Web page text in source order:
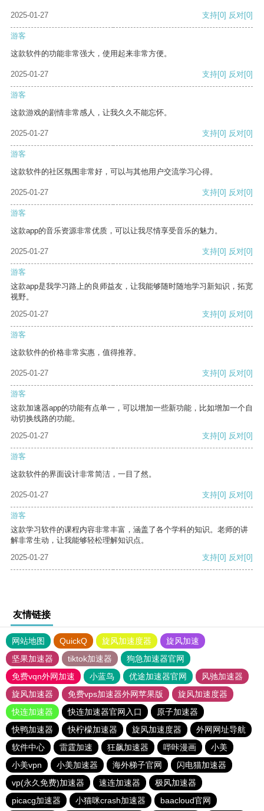
2025-01-27 支持[0] 反对[0]
游客
这款软件的功能非常强大，使用起来非常方便。
2025-01-27 支持[0] 反对[0]
游客
这款游戏的剧情非常感人，让我久久不能忘怀。
2025-01-27 支持[0] 反对[0]
游客
这款软件的社区氛围非常好，可以与其他用户交流学习心得。
2025-01-27 支持[0] 反对[0]
游客
这款app的音乐资源非常优质，可以让我尽情享受音乐的魅力。
2025-01-27 支持[0] 反对[0]
游客
这款app是我学习路上的良师益友，让我能够随时随地学习新知识，拓宽
视野。
2025-01-27
支持[0] 反对[0]
游客
这款软件的价格非常实惠，值得推荐。
2025-01-27 支持[0] 反对[0]
游客
这款加速器app的功能有点单一，可以增加一些新功能，比如增加一个自
动切换线路的功能。
2025-01-27
支持[0] 反对[0]
游客
这款软件的界面设计非常简洁，一目了然。
2025-01-27 支持[0] 反对[0]
游客
这款学习软件的课程内容非常丰富，涵盖了各个学科的知识。老师的讲
解非常生动，让我能够轻松理解知识点。
2025-01-27
支持[0] 反对[0]
友情链接
网站地图 QuickQ 旋风加速度器
旋风加速
坚果加速器
tiktok加速器
狗急加速器官网
免费vqn外网加速
小蓝鸟 优途加速器官网
风驰加速器
旋风加速器
免费vps加速器外网苹果版
旋风加速度器
快连加速器
快连加速器官网入口
原子加速器
快鸭加速器
快柠檬加速器 旋风加速度器
外网网址导航
软件中心
雷霆加速 狂飙加速器 哔咔漫画
小美
小美vpn
小美加速器 海外梯子官网
闪电猫加速器
vp(永久免费)加速器
速连加速器
极风加速器
picacg加速器
小猫咪crash加速器 baacloud官网